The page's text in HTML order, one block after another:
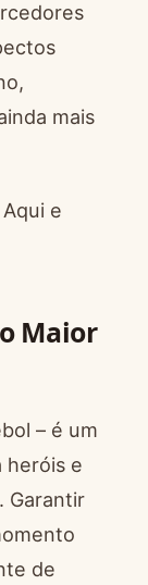
mais
Maior
– é um
heróis e
Garantir
de